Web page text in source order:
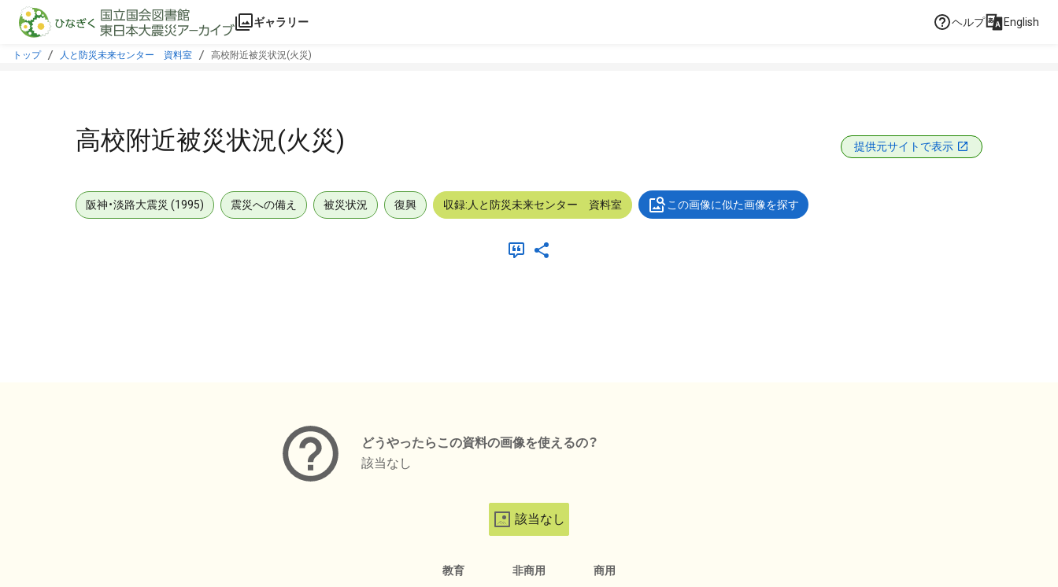
本文に飛ぶ
ギャラリー ヘルプ English
トップ 人と防災未来センター 資料室 高校附近被災状況(火災)
高校附近被災状況(火災) 提供元サイトで表示
阪神・淡路大震災 (1995) 震災への備え 被災状況 復興 収録:人と防災未来センター 資料室 この画像に似た画像を探す
どうやったらこの資料の画像を使えるの？
該当なし
該当なし
教育 非商用 商用